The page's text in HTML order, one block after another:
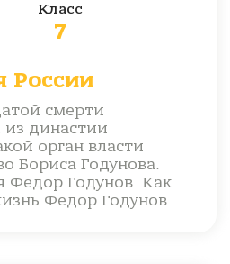
Класс
7
России
смерти
из династии
орган власти
Бориса Годунова.
Федор Годунов. Как
Федор Годунов.